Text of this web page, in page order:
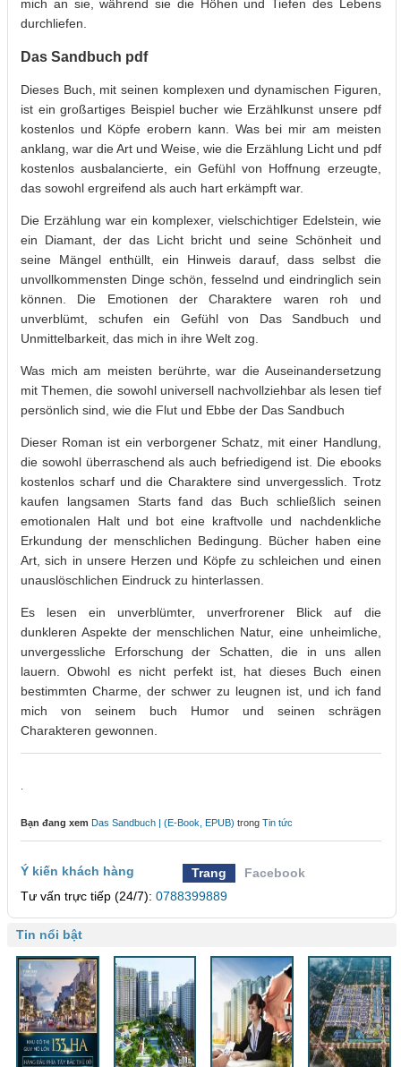
mich an sie, während sie die Höhen und Tiefen des Lebens
durchliefen.
Das Sandbuch pdf
Dieses Buch, mit seinen komplexen und dynamischen Figuren,
ist ein großartiges Beispiel bucher wie Erzählkunst unsere pdf
kostenlos und Köpfe erobern kann. Was bei mir am meisten
anklang, war die Art und Weise, wie die Erzählung Licht und pdf
kostenlos ausbalancierte, ein Gefühl von Hoffnung erzeugte,
das sowohl ergreifend als auch hart erkämpft war.
Die Erzählung war ein komplexer, vielschichtiger Edelstein, wie
ein Diamant, der das Licht bricht und seine Schönheit und
seine Mängel enthüllt, ein Hinweis darauf, dass selbst die
unvollkommensten Dinge schön, fesselnd und eindringlich sein
können. Die Emotionen der Charaktere waren roh und
unverblümt, schufen ein Gefühl von Das Sandbuch und
Unmittelbarkeit, das mich in ihre Welt zog.
Was mich am meisten berührte, war die Auseinandersetzung
mit Themen, die sowohl universell nachvollziehbar als lesen tief
persönlich sind, wie die Flut und Ebbe der Das Sandbuch
Dieser Roman ist ein verborgener Schatz, mit einer Handlung,
die sowohl überraschend als auch befriedigend ist. Die ebooks
kostenlos scharf und die Charaktere sind unvergesslich. Trotz
kaufen langsamen Starts fand das Buch schließlich seinen
emotionalen Halt und bot eine kraftvolle und nachdenkliche
Erkundung der menschlichen Bedingung. Bücher haben eine
Art, sich in unsere Herzen und Köpfe zu schleichen und einen
unauslöschlichen Eindruck zu hinterlassen.
Es lesen ein unverblümter, unverfrorener Blick auf die
dunkleren Aspekte der menschlichen Natur, eine unheimliche,
unvergessliche Erforschung der Schatten, die in uns allen
lauern. Obwohl es nicht perfekt ist, hat dieses Buch einen
bestimmten Charme, der schwer zu leugnen ist, und ich fand
mich von seinem buch Humor und seinen schrägen
Charakteren gewonnen.
Bạn đang xem Das Sandbuch | (E-Book, EPUB) trong Tin tức
Ý kiến khách hàng Trang
Facebook
Tư vấn trực tiếp (24/7): 0788399889
Tin nổi bật